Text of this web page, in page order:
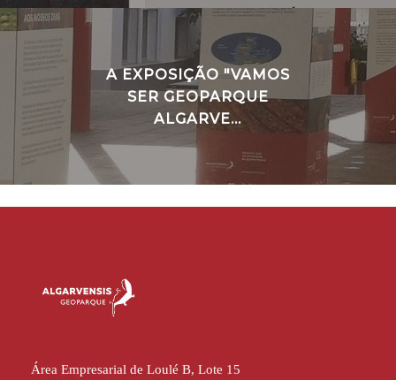
A EXPOSIÇÃO "VAMOS
SER GEOPARQUE
ALGARVE...
Área Empresarial de Loulé B, Lote 15